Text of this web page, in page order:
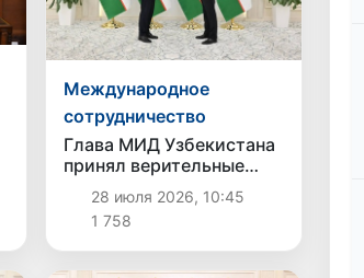
Международное
сотрудничество
Глава МИД Узбекистана
принял верительные
грамоты нового посла
Аргентины
28 июля 2026, 10:45
1 758